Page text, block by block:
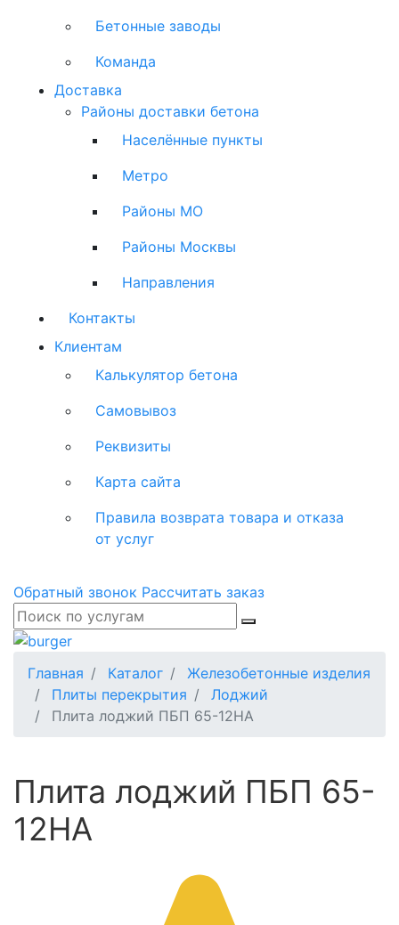
Бетонные заводы
Команда
Доставка
Районы доставки бетона
Населённые пункты
Метро
Районы МО
Районы Москвы
Направления
Контакты
Клиентам
Калькулятор бетона
Самовывоз
Реквизиты
Карта сайта
Правила возврата товара и отказа
от услуг
Обратный звонок Рассчитать заказ
Главная Каталог
Железобетонные изделия
Плиты перекрытия
Лоджий
Плита лоджий ПБП 65-12НА
Плита лоджий ПБП 65-
12НА